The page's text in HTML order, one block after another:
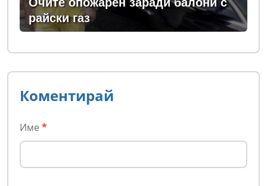
Очите опожарен заради балони с
райски газ
Коментирай
Име *